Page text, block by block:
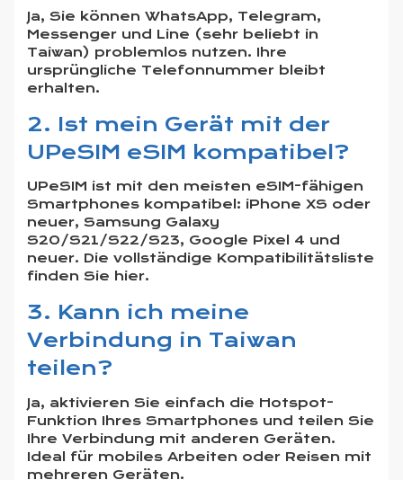
Ja, Sie können WhatsApp, Telegram,
Messenger und Line (sehr beliebt in
Taiwan) problemlos nutzen. Ihre
ursprüngliche Telefonnummer bleibt
erhalten.
2. Ist mein Gerät mit der
UPeSIM eSIM kompatibel?
UPeSIM ist mit den meisten eSIM-fähigen
Smartphones kompatibel: iPhone XS oder
neuer, Samsung Galaxy
S20/S21/S22/S23, Google Pixel 4 und
neuer. Die vollständige Kompatibilitätsliste
finden Sie hier.
3. Kann ich meine
Verbindung in Taiwan
teilen?
Ja, aktivieren Sie einfach die Hotspot-
Funktion Ihres Smartphones und teilen Sie
Ihre Verbindung mit anderen Geräten.
Ideal für mobiles Arbeiten oder Reisen mit
mehreren Geräten.